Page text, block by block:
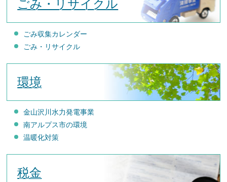
ごみ・リサイクル
ごみ収集カレンダー
ごみ・リサイクル
環境
金山沢川水力発電事業
南アルプス市の環境
温暖化対策
税金